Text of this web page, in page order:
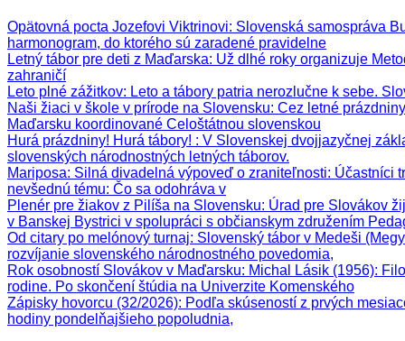
Opätovná pocta Jozefovi Viktrinovi: Slovenská samospráva
harmonogram, do ktorého sú zaradené pravidelne
Letný tábor pre deti z Maďarska: Už dlhé roky organizuje
zahraničí
Leto plné zážitkov: Leto a tábory patria nerozlučne k sebe.
Naši žiaci v škole v prírode na Slovensku: Cez letné
Maďarsku koordinované Celoštátnou slovenskou
Hurá prázdniny! Hurá tábory! : V Slovenskej dvojjazyčnej
slovenských národnostných letných táborov.
Mariposa: Silná divadelná výpoveď o zraniteľnosti: Účastníci
nevšednú tému: Čo sa odohráva v
Plenér pre žiakov z Pilíša na Slovensku: Úrad pre Slovákov
v Banskej Bystrici v spolupráci s občianskym združením
Od citary po melónový turnaj: Slovenský tábor v Medeši
rozvíjanie slovenského národnostného povedomia,
Rok osobností Slovákov v Maďarsku: Michal Lásik (1956):
rodine. Po skončení štúdia na Univerzite Komenského
Zápisky hovorcu (32/2026): Podľa skúseností z prvých
hodiny pondelňajšieho popoludnia,